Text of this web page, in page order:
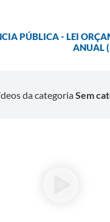
PÚBLICA - LEI
ANUAL
da categoriaSem